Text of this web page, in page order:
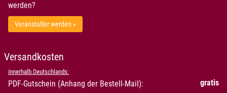
werden?
Veranstalter werden »
Versandkosten
innerhalb Deutschlands:
PDF-Gutschein (Anhang der Bestell-Mail):
gratis